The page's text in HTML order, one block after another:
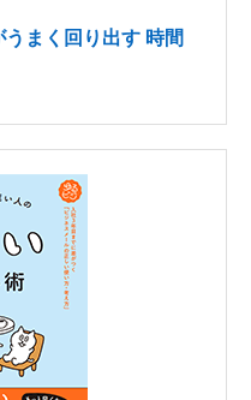
まく回り出す 時間